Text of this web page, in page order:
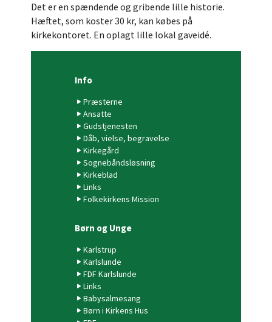
Det er en spændende og gribende lille historie.
Hæftet, som koster 30 kr, kan købes på
kirkekontoret. En oplagt lille lokal gaveidé.
Info
Præsterne
Ansatte
Gudstjenesten
Dåb, vielse, begravelse
Kirkegård
Sognebåndsløsning
Kirkeblad
Links
Folkekirkens Mission
Børn og Unge
Karlstrup
Karlslunde
FDF Karlslunde
Links
Babysalmesang
Børn i Kirkens Hus